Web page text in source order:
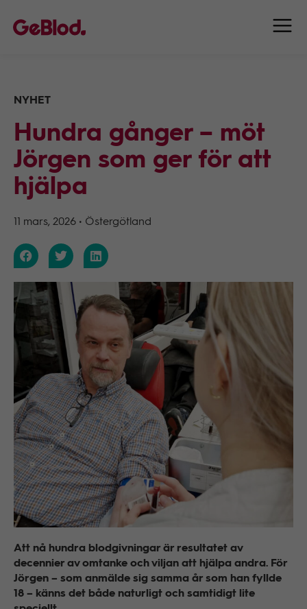
NYHET
Hundra gånger – möt
Jörgen som ger för att
hjälpa
11 mars, 2026 • Östergötland
Att nå hundra blodgivningar är resultatet av
decennier av omtanke och viljan att hjälpa andra. För
Jörgen – som anmälde sig samma år som han fyllde
18 – känns det både naturligt och samtidigt lite